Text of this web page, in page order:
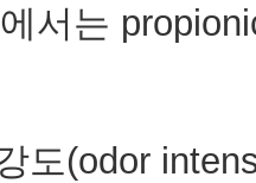
서는
도(odor